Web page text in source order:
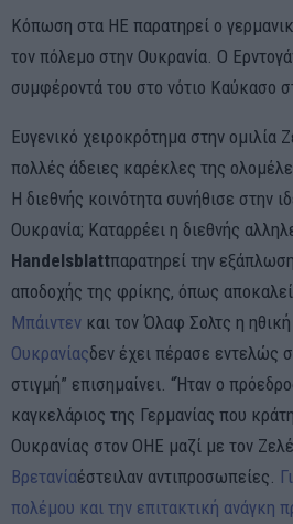
Κόπωση στα ΗΕ παρατηρεί ο
τον πόλεμο στην Ουκρανία. Ο
συμφέροντά του στο νότιο Καύκασο
Ευγενικό χειροκρότημα στην ομιλία
πολλές άδειες καρέκλες της
Η διεθνής κοινότητα συνήθισε στην
Ουκρανία; Καταρρέει η διεθνής
Handelsblattπαρατηρεί την
αποδοχής της φρίκης, όπως
Μπάιντεν και τον Όλαφ Σολτς η
Ουκρανίαςδεν έχει πέρασε εντελώς
στιγμή” επισημαίνει. “Ήταν ο
καγκελάριος της Γερμανίας που
Ουκρανίας στον ΟΗΕ μαζί με τον
Βρετανίαέστειλαν αντιπροσωπείες.
πολέμου και την επιτακτική ανάγκη